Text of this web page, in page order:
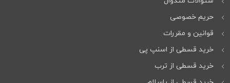
حریم خصوصی
قوانین و مقررات
خرید قسطی از اسنپ پی
خرید قسطی از ترب